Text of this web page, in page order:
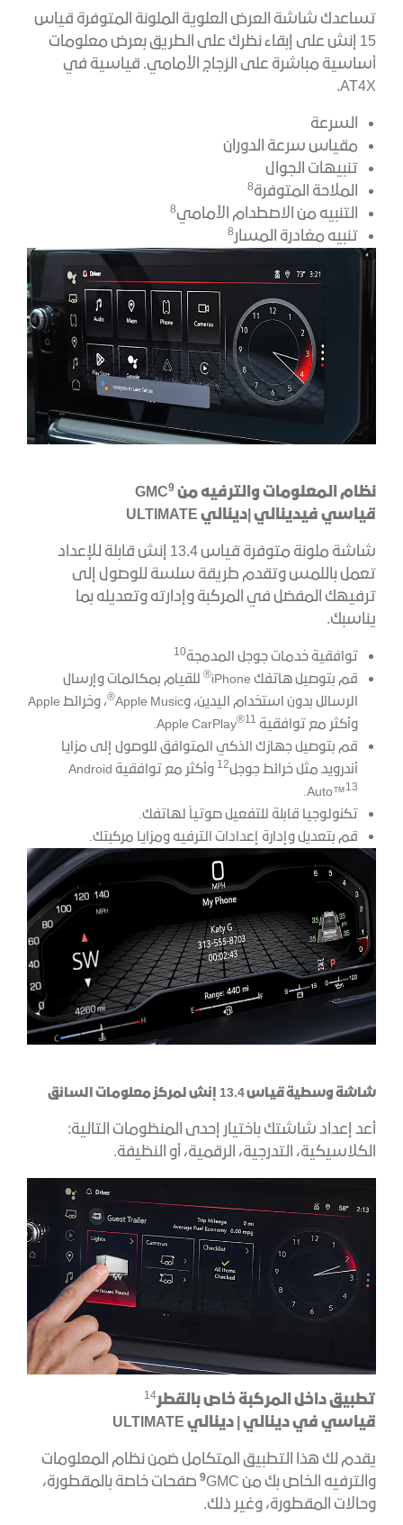
تساعدك شاشة العرض العلوية الملونة المتوفرة قياس
15 إنش على إبقاء نظرك على الطريق بعرض معلومات
أساسية مباشرة على الزجاج الأمامي. قياسية في
AT4X.
السرعة
مقياس سرعة الدوران
تنبيهات الجوال
الملاحة المتوفرة8
التنبيه من الاصطدام الأمامي8
تنبيه مغادرة المسار8
نظام المعلومات والترفيه من GMC9
قياسي فيدينالي |ديناليULTIMATE
شاشة ملونة متوفرة قياس 13.4 إنش قابلة للإعداد
تعمل باللمس وتقدم طريقة سلسة للوصول إلى
ترفيهك المفضل في المركبة وإدارته وتعديله بما
يناسبك.​
توافقية خدمات جوجل المدمجة10
قم بتوصيل هاتفك iPhone ® للقيام بمكالمات وإرسال
الرسائل بدون استخدام اليدين، وApple Music
®
، وخرائط Apple
وأكثر مع توافقية Apple CarPlay ®11
.
قم بتوصيل جهازك الذكي المتوافق للوصول إلى مزايا
أندرويد مثل خرائط جوجل12
وأكثر مع توافقية Android
Auto™13
.
تكنولوجيا قابلة للتفعيل صوتياً لهاتفك.
قم بتعديل وإدارة إعدادات الترفيه ومزايا مركبتك.
شاشة وسطية قياس 13.4 إنش لمركز معلومات السائق
أعد إعداد شاشتك باختيار إحدى المنظومات التالية:
الكلاسيكية، التدرجية، الرقمية، أو النظيفة.
تطبيق داخل المركبة خاصبالقطر14
قياسي في دينالي | ديناليULTIMATE
يقدم لك هذا التطبيق المتكامل ضمن نظام المعلومات
والترفيه الخاص بك من
9 GMC صفحات خاصة بالمقطورة،
وحالات المقطورة، وغير ذلك.